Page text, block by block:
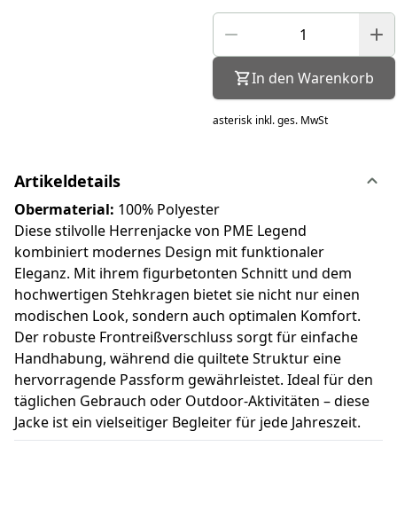
In den Warenkorb
asterisk inkl. ges. MwSt
Artikeldetails
Obermaterial: 100% Polyester
Diese stilvolle Herrenjacke von PME Legend
kombiniert modernes Design mit funktionaler
Eleganz. Mit ihrem figurbetonten Schnitt und dem
hochwertigen Stehkragen bietet sie nicht nur einen
modischen Look, sondern auch optimalen Komfort.
Der robuste Frontreißverschluss sorgt für einfache
Handhabung, während die quiltete Struktur eine
hervorragende Passform gewährleistet. Ideal für den
täglichen Gebrauch oder Outdoor-Aktivitäten – diese
Jacke ist ein vielseitiger Begleiter für jede Jahreszeit.